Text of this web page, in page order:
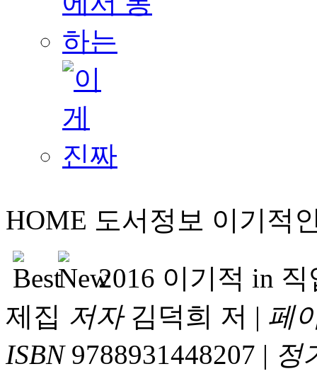
HOME 도서정보 이기적
2016 이기적 in
제집 저자김덕희 저 | 페
ISBN9788931448207 | 정